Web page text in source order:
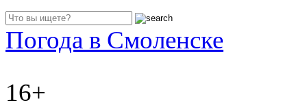
Погода в Смоленске
16+